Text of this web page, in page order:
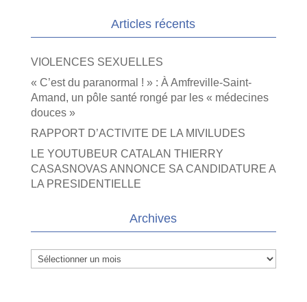
Articles récents
VIOLENCES SEXUELLES
« C’est du paranormal ! » : À Amfreville-Saint-
Amand, un pôle santé rongé par les « médecines
douces »
RAPPORT D’ACTIVITE DE LA MIVILUDES
LE YOUTUBEUR CATALAN THIERRY
CASASNOVAS ANNONCE SA CANDIDATURE A
LA PRESIDENTIELLE
Archives
Archives